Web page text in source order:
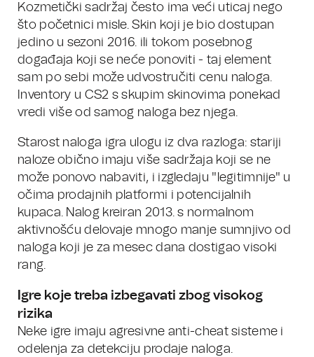
Kozmetički sadržaj često ima veći uticaj nego
što početnici misle. Skin koji je bio dostupan
jedino u sezoni 2016. ili tokom posebnog
događaja koji se neće ponoviti - taj element
sam po sebi može udvostručiti cenu naloga.
Inventory u CS2 s skupim skinovima ponekad
vredi više od samog naloga bez njega.
Starost naloga igra ulogu iz dva razloga: stariji
naloze obično imaju više sadržaja koji se ne
može ponovo nabaviti, i izgledaju "legitimnije" u
očima prodajnih platformi i potencijalnih
kupaca. Nalog kreiran 2013. s normalnom
aktivnošću delovaje mnogo manje sumnjivo od
naloga koji je za mesec dana dostigao visoki
rang.
Igre koje treba izbegavati zbog visokog
rizika
Neke igre imaju agresivne anti-cheat sisteme i
odelenja za detekciju prodaje naloga.